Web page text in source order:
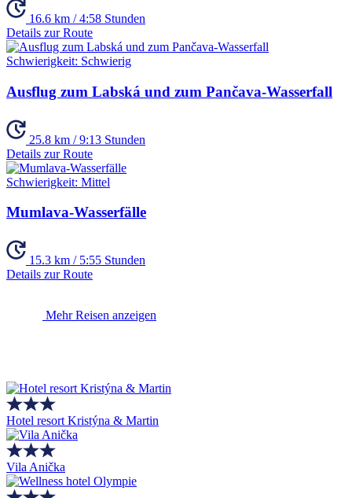
16.6 km / 4:58 Stunden
Details zur Route
Schwierigkeit: Schwierig
Ausflug zum Labská und zum Pančava-Wasserfall
25.8 km / 9:13 Stunden
Details zur Route
Schwierigkeit: Mittel
Mumlava-Wasserfälle
15.3 km / 5:55 Stunden
Details zur Route
Mehr Reisen anzeigen
Hotel resort Kristýna & Martin
Vila Anička